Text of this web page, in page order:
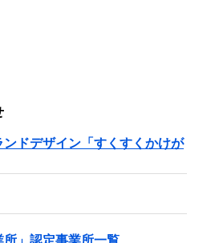
ドデザイン「すくすくかけが
所」認定事業所一覧